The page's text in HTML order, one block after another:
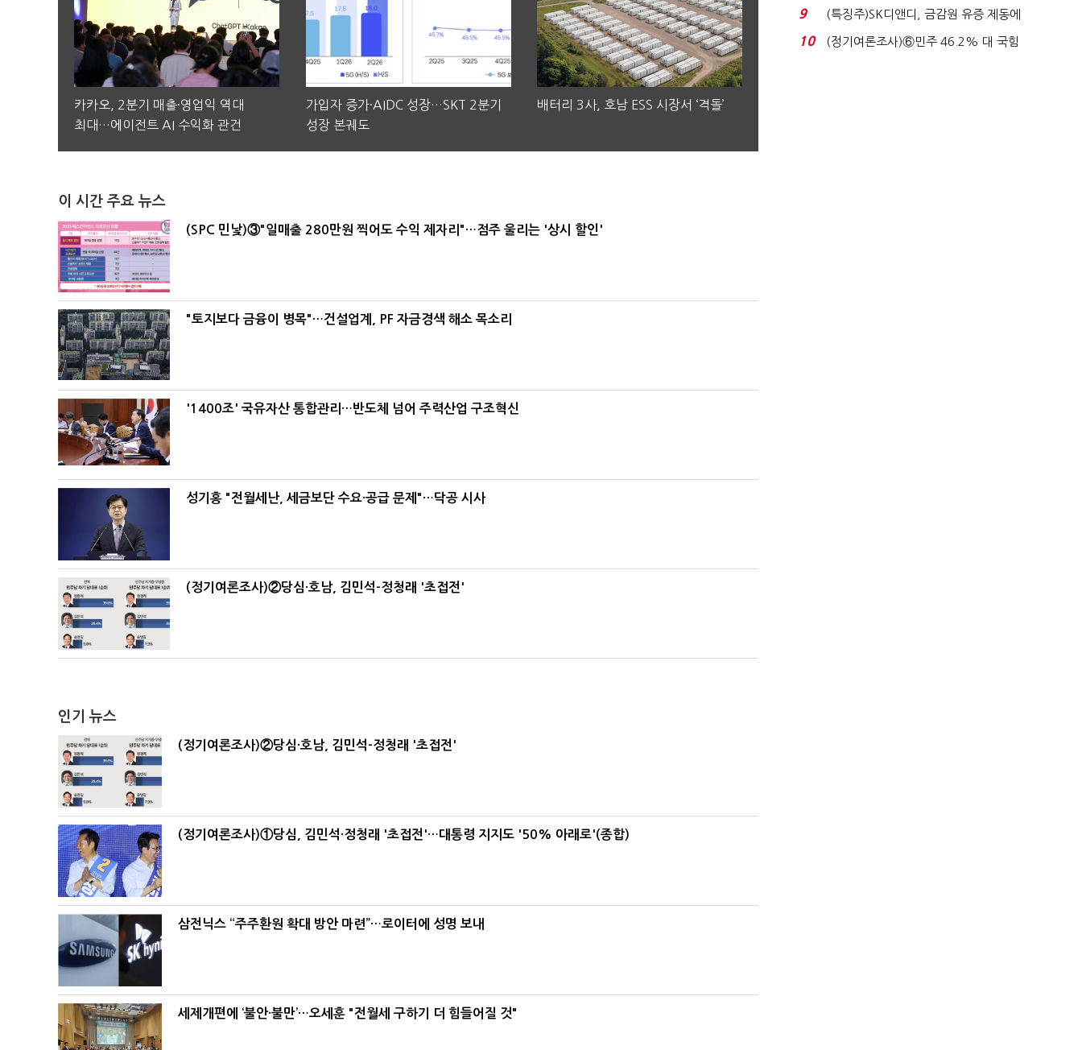
카카오, 2분기 매출·영업익 역대
최대…에이전트 AI 수익화 관건
가입자 증가·AIDC 성장…SKT 2분기
성장 본궤도
배터리 3사, 호남 ESS 시장서 ‘격돌’
이 시간 주요 뉴스
(SPC 민낯)③"일매출 280만원 찍어도 수익 제자리"…점주 울리는 '상시 할인'
"토지보다 금융이 병목"…건설업계, PF 자금경색 해소 목소리
'1400조' 국유자산 통합관리…반도체 넘어 주력산업 구조혁신
성기홍 "전월세난, 세금보단 수요·공급 문제"…닥공 시사
(정기여론조사)②당심·호남, 김민석-정청래 '초접전'
인기 뉴스
(정기여론조사)②당심·호남, 김민석-정청래 '초접전'
(정기여론조사)①당심, 김민석·정청래 '초접전'…대통령 지지도 '50% 아래로'(종합)
삼전닉스 “주주환원 확대 방안 마련”…로이터에 성명 보내
세제개편에 ‘불안·불만’…오세훈 "전월세 구하기 더 힘들어질 것"
원 '양강'…서미...
9
(특징주)SK디앤디, 금감원 유증 제동에
장 초반 상한가...
10
(정기여론조사)⑥민주 46.2% 대 국힘